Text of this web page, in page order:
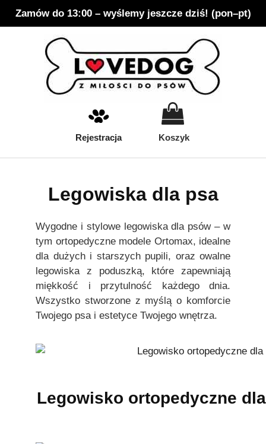
Zamów do 13:00 – wyślemy jeszcze dziś! (pon–pt)
LOVEDOG.PL
Legowiska Ortopedyczne Dla Psów – Polska Marka Lovedog
Rejestracja Koszyk
Legowiska dla psa
Wygodne i stylowe legowiska dla psów – w
tym ortopedyczne modele Ortomax, idealne
dla dużych i starszych pupili, oraz owalne
legowiska z poduszką, które zapewniają
miękkość i przytulność każdego dnia.
Wszystko stworzone z myślą o komforcie
Twojego psa i estetyce Twojego wnętrza.
Legowisko ortopedyczne